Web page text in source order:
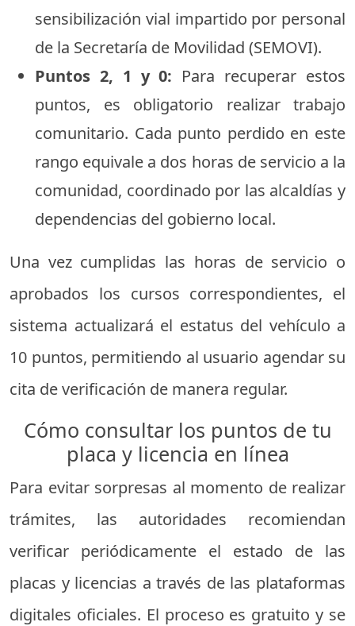
sensibilización vial impartido por personal
de la Secretaría de Movilidad (SEMOVI).
Puntos 2, 1 y 0: Para recuperar estos
puntos, es obligatorio realizar trabajo
comunitario. Cada punto perdido en este
rango equivale a dos horas de servicio a la
comunidad, coordinado por las alcaldías y
dependencias del gobierno local.
Una vez cumplidas las horas de servicio o
aprobados los cursos correspondientes, el
sistema actualizará el estatus del vehículo a
10 puntos, permitiendo al usuario agendar su
cita de verificación de manera regular.
Cómo consultar los puntos de tu
placa y licencia en línea
Para evitar sorpresas al momento de realizar
trámites, las autoridades recomiendan
verificar periódicamente el estado de las
placas y licencias a través de las plataformas
digitales oficiales. El proceso es gratuito y se